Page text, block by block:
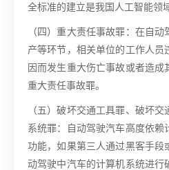
全标准的建立是我国人工智能领
（四）重大责任事故罪：在自
产等环节，相关单位的工作人员
因而发生重大伤亡事故或者造
重大责任事故罪。
（五）破坏交通工具罪、破坏
系统罪：自动驾驶汽车高度依赖
功能，如果第三人通过黑客手段
动驾驶中汽车的计算机系统进行